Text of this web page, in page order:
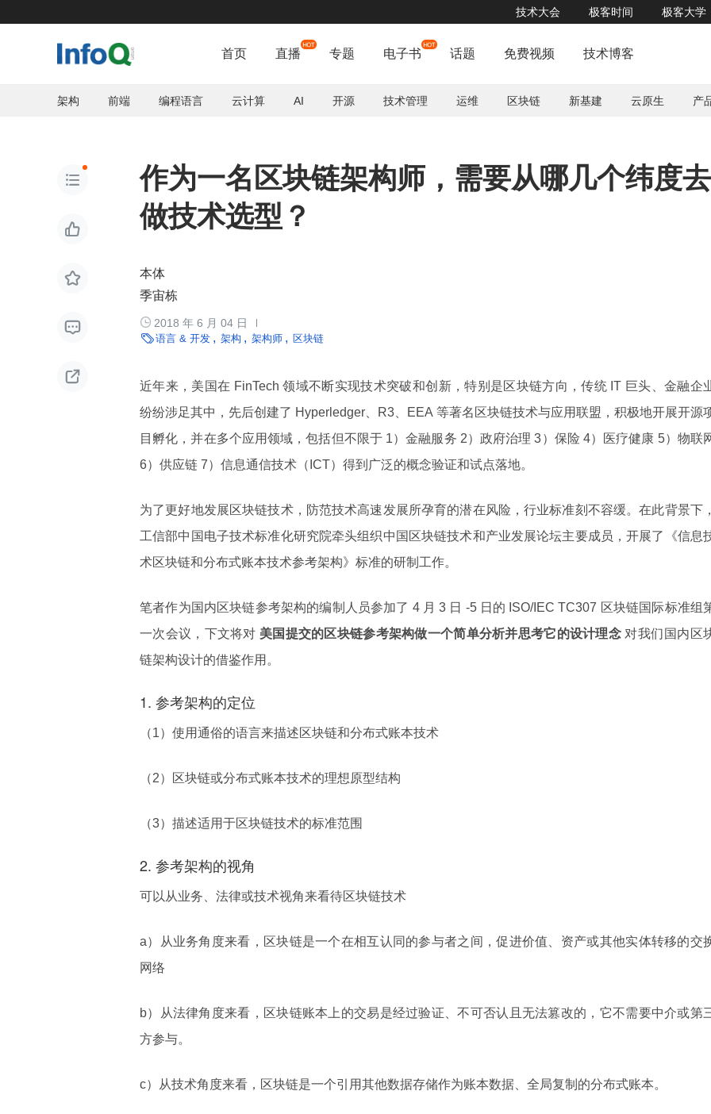
技术大会 极客时间 极客大学
首页 直播 专题 电子书 话题 免费视频 技术博客
架构 前端 编程语言 云计算 AI 开源 技术管理 运维 区块链 新基建 云原生 产





作为一名区块链架构师，需要从哪几个纬度去
做技术选型？
本体
季宙栋
 2018 年 6 月 04 日
语言 & 开发 架构 架构师 区块链
近年来，美国在 FinTech 领域不断实现技术突破和创新，特别是区块链方向，传统 IT 巨头、金融企
纷纷涉足其中，先后创建了 Hyperledger、R3、EEA 等著名区块链技术与应用联盟，积极地开展开源
目孵化，并在多个应用领域，包括但不限于 1）金融服务 2）政府治理 3）保险 4）医疗健康 5）物联
6）供应链 7）信息通信技术（ICT）得到广泛的概念验证和试点落地。
为了更好地发展区块链技术，防范技术高速发展所孕育的潜在风险，行业标准刻不容缓。在此背景下，
工信部中国电子技术标准化研究院牵头组织中国区块链技术和产业发展论坛主要成员，开展了《信息
术区块链和分布式账本技术参考架构》标准的研制工作。
笔者作为国内区块链参考架构的编制人员参加了 4 月 3 日 -5 日的 ISO/IEC TC307 区块链国际标准组
一次会议，下文将对 美国提交的区块链参考架构做一个简单分析并思考它的设计理念 对我们国内区
链架构设计的借鉴作用。
1. 参考架构的定位
（1）使用通俗的语言来描述区块链和分布式账本技术
（2）区块链或分布式账本技术的理想原型结构
（3）描述适用于区块链技术的标准范围
2. 参考架构的视角
可以从业务、法律或技术视角来看待区块链技术
a）从业务角度来看，区块链是一个在相互认同的参与者之间，促进价值、资产或其他实体转移的交
网络
b）从法律角度来看，区块链账本上的交易是经过验证、不可否认且无法篡改的，它不需要中介或第
方参与。
c）从技术角度来看，区块链是一个引用其他数据存储作为账本数据、全局复制的分布式账本。